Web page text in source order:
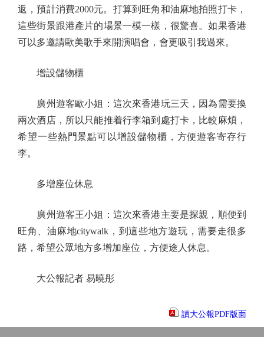
返，預計消費2000元。打算到旺角和油麻地拍照打卡，
這些街景跟港產片的場景一模一樣，很驚喜。如果香港
可以多邀請歐美歌手來開演唱會，會更吸引我過來。
增設儲物櫃
廣州遊客歐小姐：這次來香港玩三天，因為需要換
兩次酒店，所以只能推着行李箱到處打卡，比較麻煩，
希望一些熱門景點可以增設儲物櫃，方便遊客寄存行
李。
多增座位休息
廣州遊客王小姐：這次來香港主要是探親，順便到
旺角、油麻地citywalk，到這些地方遊玩，需要走很多
路，希望公眾地方多增加座位，方便途人休息。
大公報記者 易曉彤
讀大公報PDF版面